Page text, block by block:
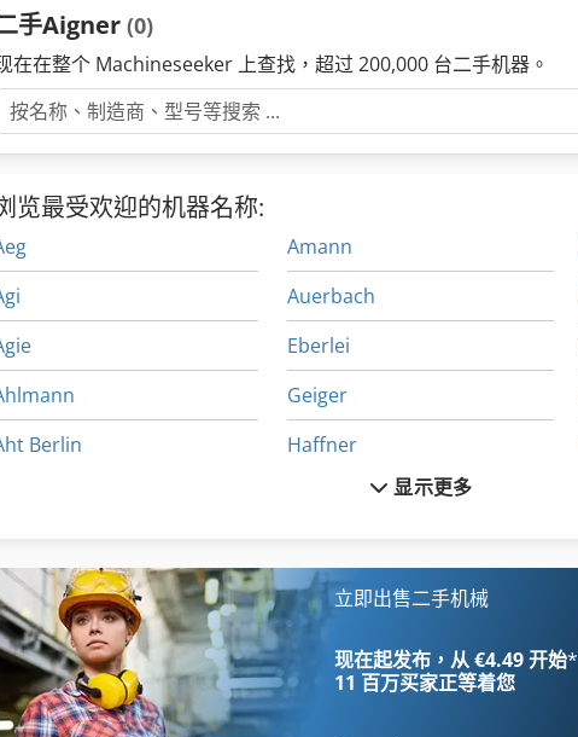
手Aigner (0)
在在整个 Machineseeker 上查找，超过 200,000 台二手机器。
览最受欢迎的机器名称:
Berlin
Amann
Auerbach
Eberlei
Geiger
Haffner
Kockerling Allrounder
Messer
显示更多
立即出售二手机械
现在起发布，从 €4.49 开始*
11 百万买家正等着您